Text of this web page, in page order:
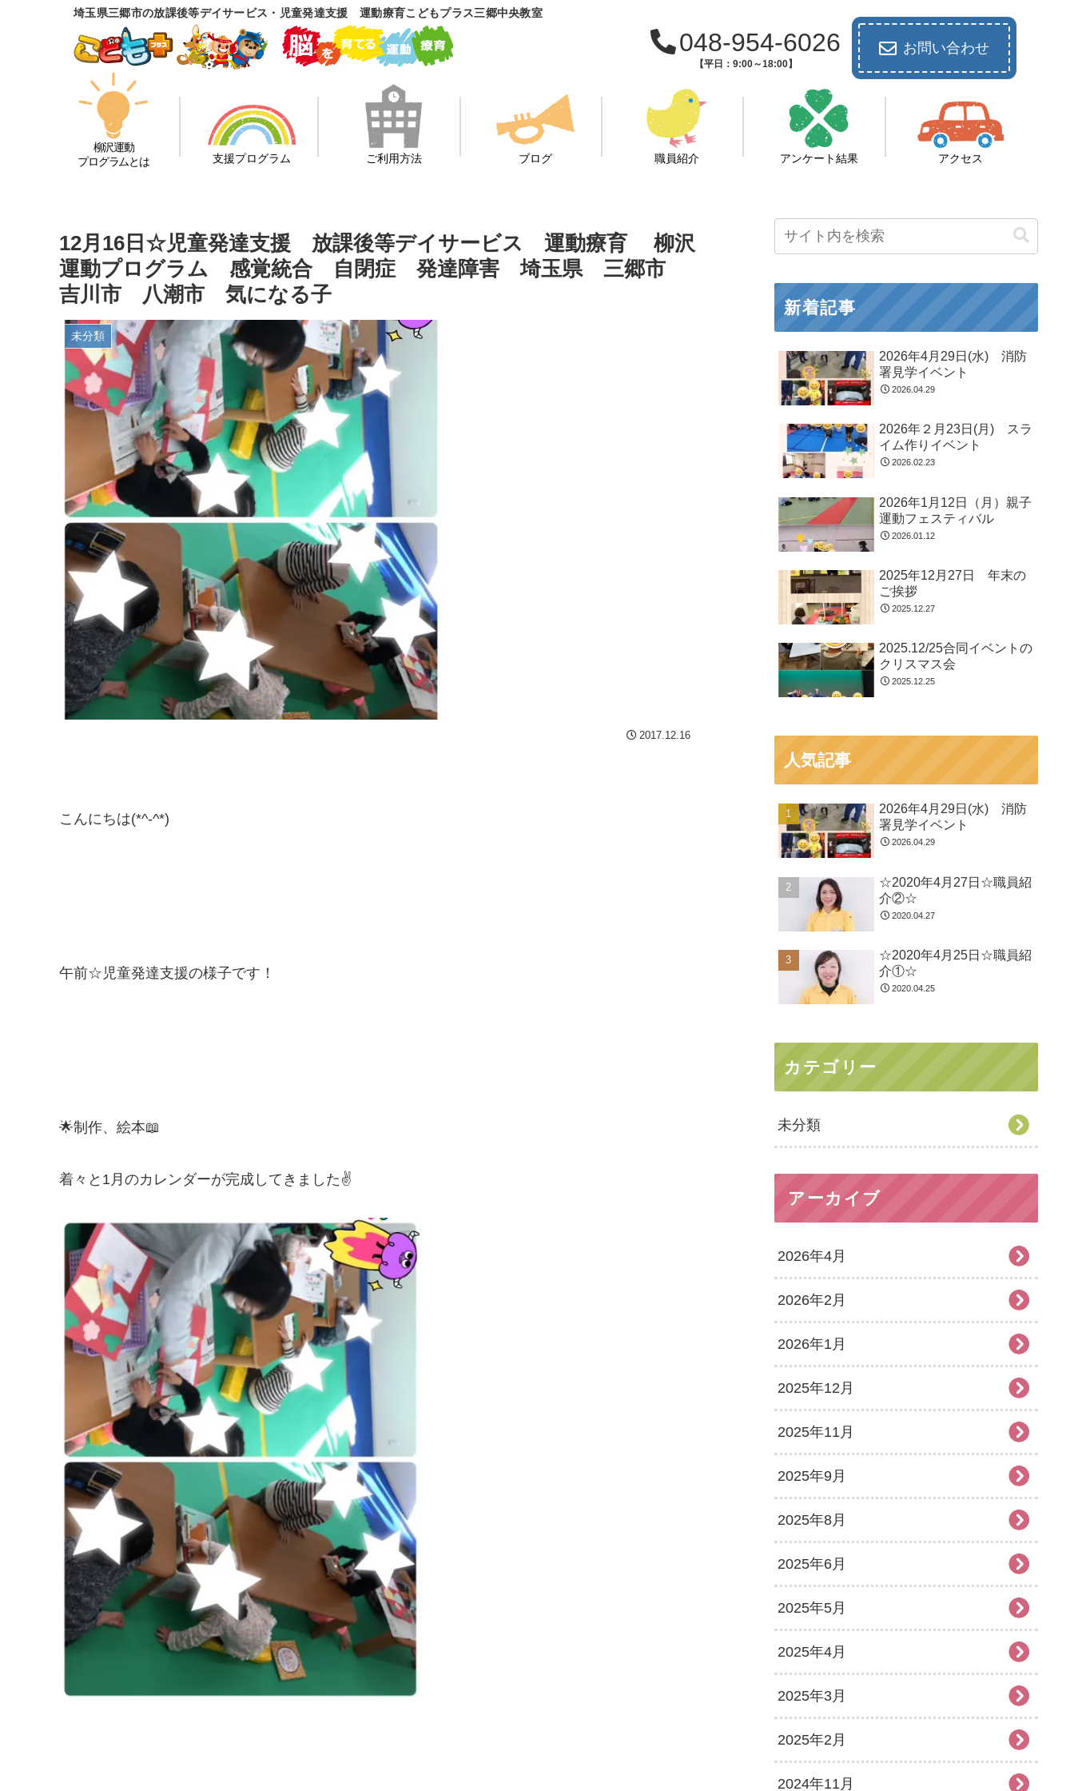
埼玉県三郷市の放課後等デイサービス・児童発達支援 運動療育こどもプラス三郷中央教室
048-954-6026
【平日：9:00～18:00】
お問い合わせ
柳沢運動
プログラムとは
支援プログラム ご利用方法 ブログ 職員紹介 アンケート結果 アクセス
12月16日☆児童発達支援 放課後等デイサービス 運動療育 柳沢
運動プログラム 感覚統合 自閉症 発達障害 埼玉県 三郷市
吉川市 八潮市 気になる子
未分類
2017.12.16
こんにちは(*^-^*)
午前☆児童発達支援の様子です！
🌟制作、絵本📖
着々と1月のカレンダーが完成してきました✌
新着記事
2026年4月29日(水) 消防
署見学イベント
2026.04.29
2026年２月23日(月) スラ
イム作りイベント
2026.02.23
2026年1月12日（月）親子
運動フェスティバル
2026.01.12
2025年12月27日 年末の
ご挨拶
2025.12.27
2025.12/25合同イベントの
クリスマス会
2025.12.25
人気記事
2026年4月29日(水) 消防
署見学イベント
2026.04.29
☆2020年4月27日☆職員紹
介②☆
2020.04.27
☆2020年4月25日☆職員紹
介①☆
2020.04.25
カテゴリー
未分類
アーカイブ
2026年4月
2026年2月
2026年1月
2025年12月
2025年11月
2025年9月
2025年8月
2025年6月
2025年5月
2025年4月
2025年3月
2025年2月
2024年11月